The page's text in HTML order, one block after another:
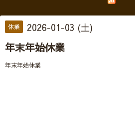
休業 2026-01-03 (土)
年末年始休業
年末年始休業